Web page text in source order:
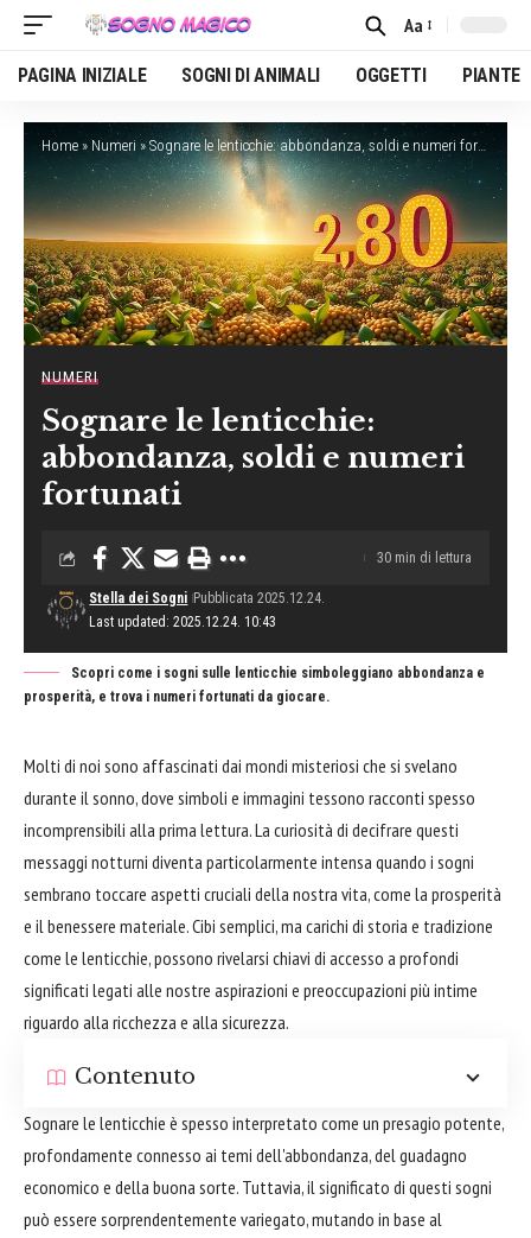
Font
Resizer
Aa
PAGINA INIZIALE SOGNI DI ANIMALI OGGETTI PIANTE
Home » Numeri »Sognare le lenticchie: abbondanza, soldi e numeri fortunati
NUMERI
Sognare le lenticchie:
abbondanza, soldi e numeri
fortunati
Last updated: 2025.12.24. 10:43
Stella dei Sogni Pubblicata 2025.12.24.
30 min di lettura
Scopri come i sogni sulle lenticchie simboleggiano abbondanza e
prosperità, e trova i numeri fortunati da giocare.
Molti di noi sono affascinati dai mondi misteriosi che si svelano
durante il sonno, dove simboli e immagini tessono racconti spesso
incomprensibili alla prima lettura. La curiosità di decifrare questi
messaggi notturni diventa particolarmente intensa quando i sogni
sembrano toccare aspetti cruciali della nostra vita, come la prosperità
e il benessere materiale. Cibi semplici, ma carichi di storia e tradizione
come le lenticchie, possono rivelarsi chiavi di accesso a profondi
significati legati alle nostre aspirazioni e preoccupazioni più intime
riguardo alla ricchezza e alla sicurezza.
Contenuto
Sognare le lenticchie è spesso interpretato come un presagio potente,
profondamente connesso ai temi dell'abbondanza, del guadagno
economico e della buona sorte. Tuttavia, il significato di questi sogni
può essere sorprendentemente variegato, mutando in base al